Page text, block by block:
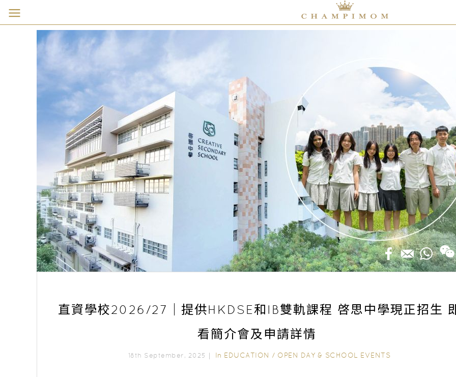
直資學校2026/27｜提供HKDSE和IB雙軌課程 啓思中學現正招生
看簡介會及申請詳情
18th September, 2025｜ In EDUCATION / OPEN DAY & SCHOOL EVENTS